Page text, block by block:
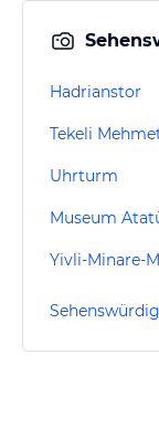
Hadrianstor
Tekeli
Uhrturm
Museum
Yivli-Minare-